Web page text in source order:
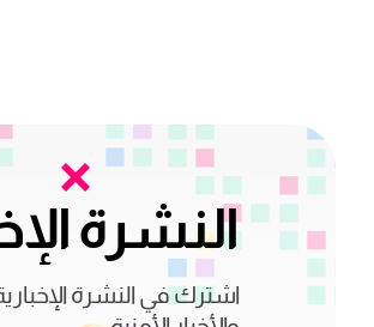
النشرة
اشترك في النشرة